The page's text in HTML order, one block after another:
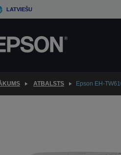
LATVIEŠU
ATBALSTS Epson EH-